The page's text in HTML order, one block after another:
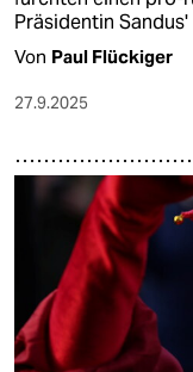
Präsidentin
Von Paul Flückiger
27.9.2025